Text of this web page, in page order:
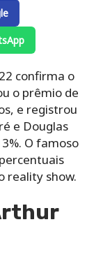
confirma o
o prêmio de
e registrou
e Douglas
O famoso
reality show.